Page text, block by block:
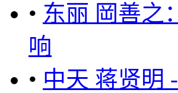
• 东丽 岡善之
响
• 中天 蒋贤明